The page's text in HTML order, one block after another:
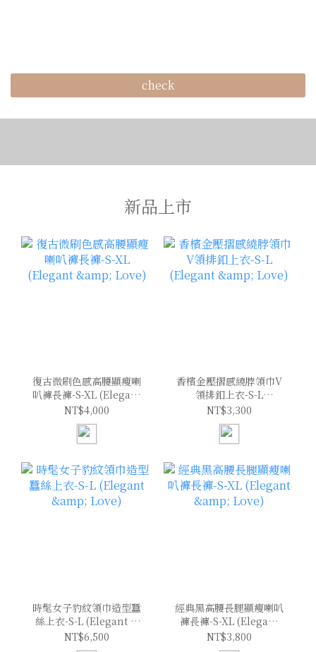
check
新品上市
復古微刷色感高腰顯瘦喇
叭褲長褲-S-XL (Elegant
& Love)
NT$4,000
香檳金壓摺感繞脖領巾V
領排釦上衣-S-L
(Elegant & Love)
NT$3,300
時髦女子豹紋領巾造型蠶
絲上衣-S-L (Elegant &
Love)
NT$6,500
經典黑高腰長腿顯瘦喇叭
褲長褲-S-XL (Elegant
& Love)
NT$3,800